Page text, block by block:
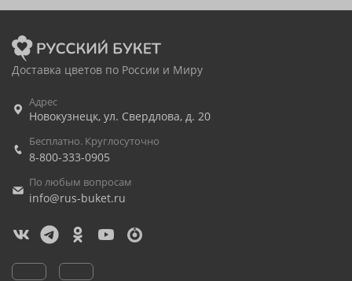
Доставка цветов по России и Миру
Адрес
Новокузнецк, ул. Свердлова, д. 20
Бесплатно. Круглосуточно
8-800-333-0905
По любым вопросам
info@rus-buket.ru